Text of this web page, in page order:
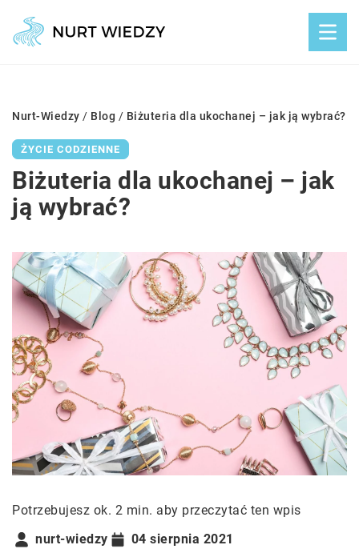
Nurt-Wiedzy / Blog / Biżuteria dla ukochanej – jak ją wybrać?
ŻYCIE CODZIENNE
Biżuteria dla ukochanej – jak
ją wybrać?
Potrzebujesz ok. 2 min. aby przeczytać ten wpis
nurt-wiedzy
04 sierpnia 2021